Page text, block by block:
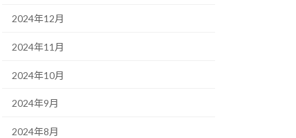
2024年12月
2024年11月
2024年10月
2024年9月
2024年8月